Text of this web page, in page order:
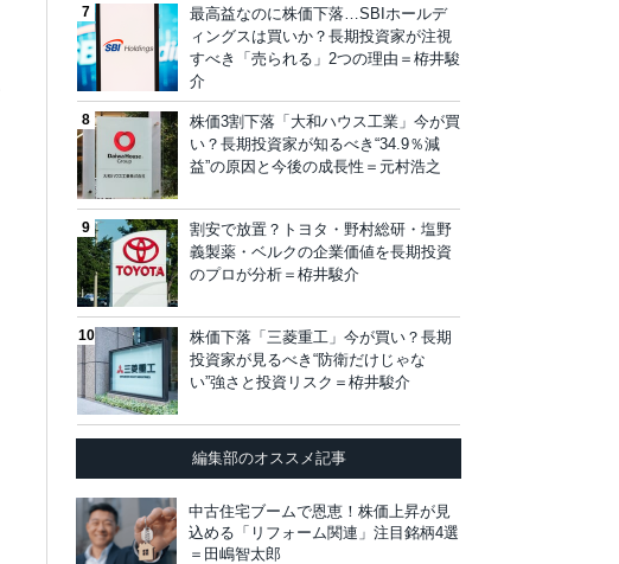
最高益なのに株価下落…SBIホールデ
ィングスは買いか？長期投資家が注視
すべき「売られる」2つの理由＝栫井駿
介
株価3割下落「大和ハウス工業」今が買
い？長期投資家が知るべき“34.9％減
益”の原因と今後の成長性＝元村浩之
割安で放置？トヨタ・野村総研・塩野
義製薬・ベルクの企業価値を長期投資
のプロが分析＝栫井駿介
株価下落「三菱重工」今が買い？長期
投資家が見るべき“防衛だけじゃな
い”強さと投資リスク＝栫井駿介
編集部のオススメ記事
中古住宅ブームで恩恵！株価上昇が見
込める「リフォーム関連」注目銘柄4選
＝田嶋智太郎